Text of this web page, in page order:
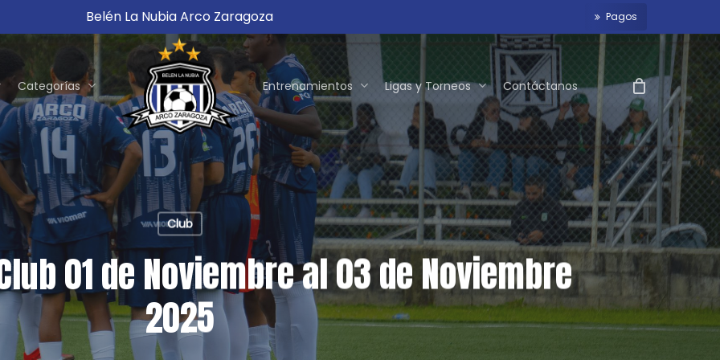
Belén La Nubia Arco Zaragoza Pagos
Categorías Entrenamientos Ligas y Torneos Contáctanos
Club
01 de Noviembre al 03 de Noviembre
2025